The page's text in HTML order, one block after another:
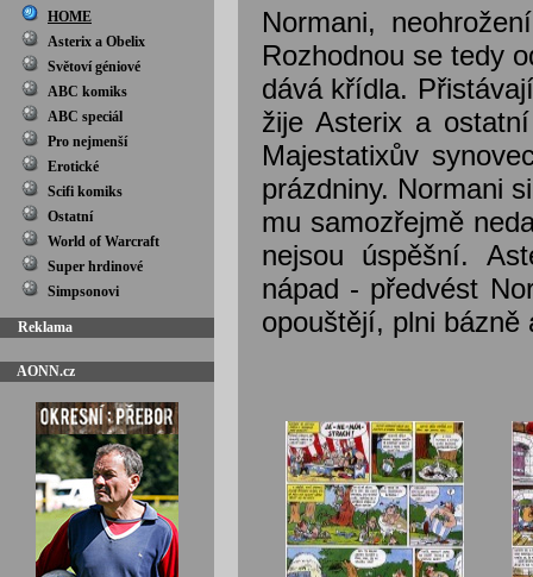
HOME
Asterix a Obelix
Světoví géniové
ABC komiks
ABC speciál
Pro nejmenší
Erotické
Scifi komiks
Ostatní
World of Warcraft
Super hrdinové
Simpsonovi
Reklama
AONN.cz
Normani,
Rozhodnou se tedy
dává křídla.
žije Asterix a
Majestatixův
prázdniny. Normani
mu samozřejmě
nejsou úspěšní.
nápad - předvést
opouštějí, plni bázně